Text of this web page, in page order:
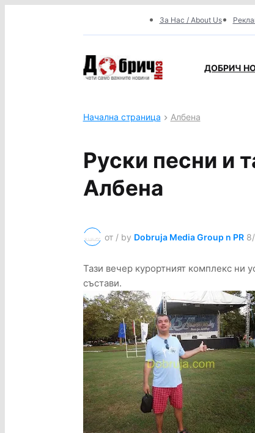
За Нас / About Us
ДОБРИЧ
Начална страница Албена
Руски песни и
Албена
от / by Dobruja Media Group n PR
Тази вечер курортният комплекс ни
състави.